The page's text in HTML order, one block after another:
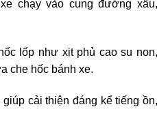
chạy vào cung đường xấu,
lốp như xịt phủ cao su non,
che hốc bánh xe.
cải thiện đáng kể tiếng ồn,